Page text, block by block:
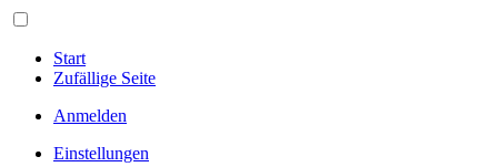
Start
Zufällige Seite
Anmelden
Einstellungen